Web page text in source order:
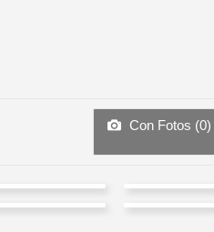
Con Fotos (0)